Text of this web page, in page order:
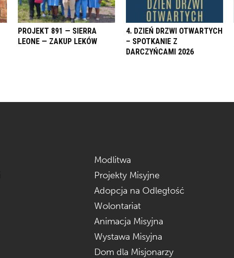
PROJEKT 891 — SIERRA
LEONE — ZAKUP LEKÓW
4. DZIEŃ DRZWI OTWARTYCH
– SPOTKANIE Z
DARCZYŃCAMI 2026
Modlitwa
Projekty Misyjne
Adopcja na Odległość
Wolontariat
Animacja Misyjna
Wystawa Misyjna
Dom dla Misjonarzy